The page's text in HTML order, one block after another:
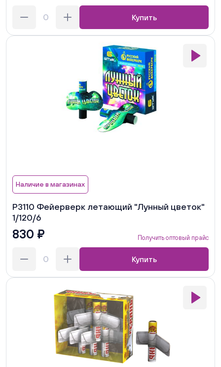
Купить
Наличие в магазинах
Р3110 Фейерверк летающий "Лунный цветок"
1/120/6
830 ₽ Получить оптовый прайс
Купить